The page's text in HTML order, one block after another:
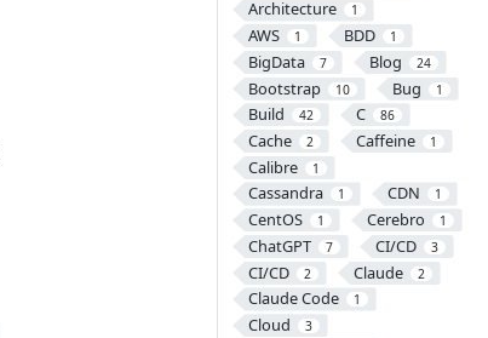
Architecture 1
AWS 1 BDD 1
BigData 7 Blog 24
Bootstrap 10 Bug 1
Build 42 C 86
Cache 2 Caffeine 1
Calibre 1
Cassandra 1 CDN 1
CentOS 1 Cerebro 1
ChatGPT 7 CI/CD 3
CI/CD 2 Claude 2
Claude Code 1
Cloud 3